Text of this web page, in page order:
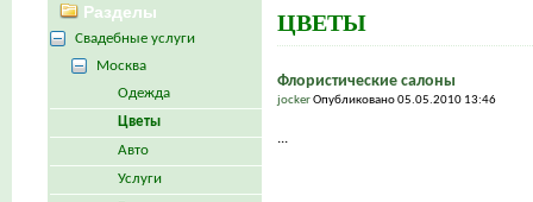
ЦВЕТЫ
Флористические салоны
jockerОпубликовано 05.05.2010 13:46
...
Разделы
Свадебные услуги
Москва
Одежда
Цветы
Авто
Услуги